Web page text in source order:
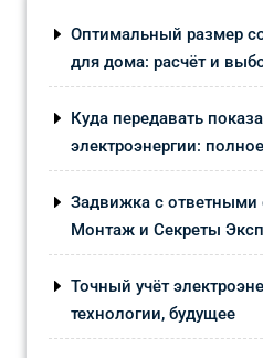
Оптимальный размер
для дома: расчёт и
Куда передавать
электроэнергии:
Задвижка с
Монтаж и Секреты
Точный учёт
технологии, будущее